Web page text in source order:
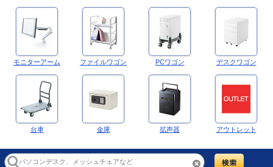
モニターアーム ファイルワゴン PCワゴン デスクワゴン
台車 金庫 拡声器 アウトレット